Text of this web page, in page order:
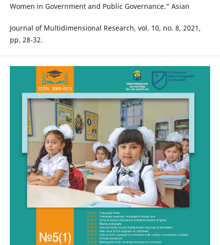
Women in Government and Public Governance.” Asian
Journal of Multidimensional Research, vol. 10, no. 8, 2021,
pp. 28-32.